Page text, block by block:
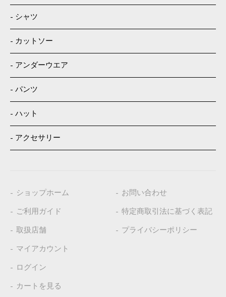
シャツ
カットソー
アンダーウエア
パンツ
ハット
アクセサリー
ショップホーム
ご利用ガイド
取扱店舗
お問い合わせ
特定商取引法に基づく表記
プライバシーポリシー
マイアカウント
ログイン
カートを見る